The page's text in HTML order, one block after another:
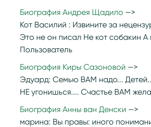
Биография Андрея Щадило
Кот Василий : Извините за
Это не он писал Не кот собакин А
Пользователь
Биография Киры Сазоновой
Эдуард: Семью ВАМ надо...
НЕ угонишься.... Счастье ВАМ
Биография Анны ван Денски
марина: Вы правы: иного